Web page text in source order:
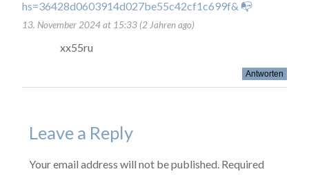
hs=36428d0603914d027be55c42cf1c699f& 📭
13. November 2024 at 15:33 (2 Jahren ago)
xx55ru
Antworten
Leave a Reply
Your email address will not be published. Required